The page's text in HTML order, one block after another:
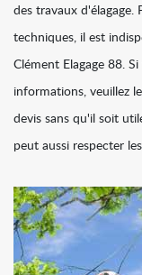
des travaux d'élagage.
techniques, il est
Clément Elagage 88.
informations, veuillez
devis sans qu'il soit
peut aussi respecter